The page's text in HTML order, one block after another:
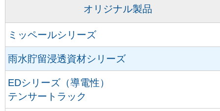
オリジナル製品
ミッペールシリーズ
雨水貯留浸透資材シリーズ
EDシリーズ（導電性）
テンサートラック